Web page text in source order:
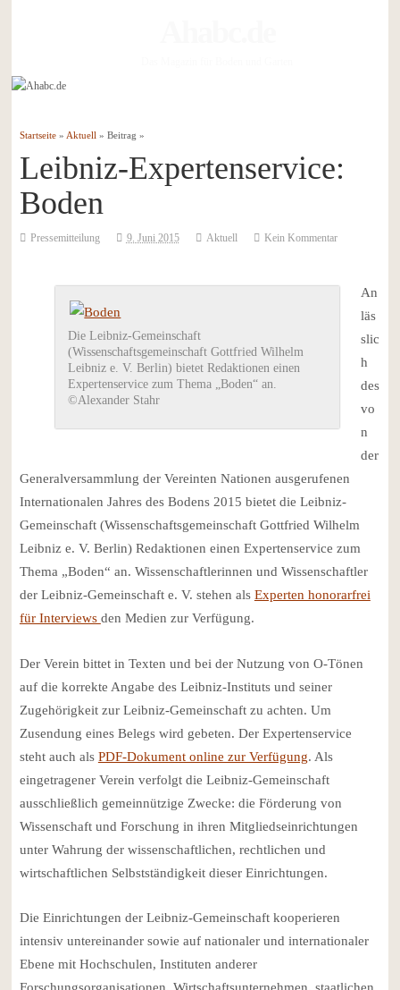
Startseite» Aktuell» Beitrag »
Leibniz-Expertenservice:
Boden
Pressemitteilung 9. Juni 2015 Aktuell Kein Kommentar
Die Leibniz-Gemeinschaft
(Wissenschaftsgemeinschaft Gottfried Wilhelm
Leibniz e. V. Berlin) bietet Redaktionen einen
Expertenservice zum Thema „Boden“ an.
©Alexander Stahr
An
läs
slic
h
des
vo
n
der
Generalversammlung der Vereinten Nationen ausgerufenen
Internationalen Jahres des Bodens 2015 bietet die Leibniz-
Gemeinschaft (Wissenschaftsgemeinschaft Gottfried Wilhelm
Leibniz e. V. Berlin) Redaktionen einen Expertenservice zum
Thema „Boden“ an. Wissenschaftlerinnen und Wissenschaftler
der Leibniz-Gemeinschaft e. V. stehen als Experten honorarfrei
für Interviews den Medien zur Verfügung.
Der Verein bittet in Texten und bei der Nutzung von O-Tönen
auf die korrekte Angabe des Leibniz-Instituts und seiner
Zugehörigkeit zur Leibniz-Gemeinschaft zu achten. Um
Zusendung eines Belegs wird gebeten. Der Expertenservice
steht auch als PDF-Dokument online zur Verfügung. Als
eingetragener Verein verfolgt die Leibniz-Gemeinschaft
ausschließlich gemeinnützige Zwecke: die Förderung von
Wissenschaft und Forschung in ihren Mitgliedseinrichtungen
unter Wahrung der wissenschaftlichen, rechtlichen und
wirtschaftlichen Selbstständigkeit dieser Einrichtungen.
Die Einrichtungen der Leibniz-Gemeinschaft kooperieren
intensiv untereinander sowie auf nationaler und internationaler
Ebene mit Hochschulen, Instituten anderer